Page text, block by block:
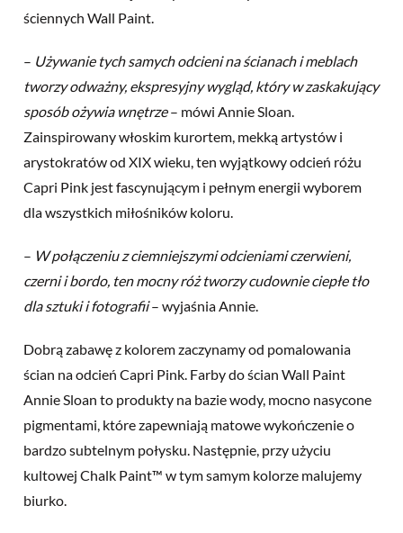
ściennych Wall Paint.
– Używanie tych samych odcieni na ścianach i meblach
tworzy odważny, ekspresyjny wygląd, który w zaskakujący
sposób ożywia wnętrze– mówi Annie Sloan.
Zainspirowany włoskim kurortem, mekką artystów i
arystokratów od XIX wieku, ten wyjątkowy odcień różu
Capri Pink jest fascynującym i pełnym energii wyborem
dla wszystkich miłośników koloru.
– W połączeniu z ciemniejszymi odcieniami czerwieni,
czerni i bordo, ten mocny róż tworzy cudownie ciepłe tło
dla sztuki i fotografii– wyjaśnia Annie.
Dobrą zabawę z kolorem zaczynamy od pomalowania
ścian na odcień Capri Pink. Farby do ścian Wall Paint
Annie Sloan to produkty na bazie wody, mocno nasycone
pigmentami, które zapewniają matowe wykończenie o
bardzo subtelnym połysku. Następnie, przy użyciu
kultowej Chalk Paint™ w tym samym kolorze malujemy
biurko.